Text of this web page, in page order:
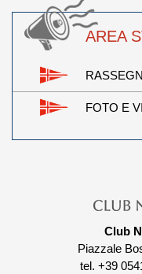
AREA
FOTO E
Club
Piazzale
tel. +39